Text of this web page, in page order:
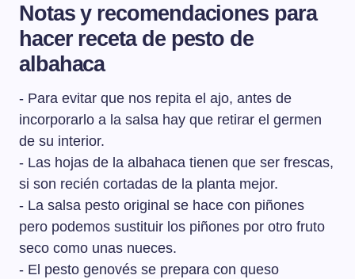
con albahaca más conocidas son la salsa pesto y la
ensalada capresepero también se puede utilizar en
platos de carnes, pescados, sopas e incluso en postres.
Notas y recomendaciones para
hacer receta de pesto de
albahaca
- Para evitar que nos repita el ajo, antes de
incorporarlo a la salsa hay que retirar el germen
de su interior.
- Las hojas de la albahaca tienen que ser frescas,
si son recién cortadas de la planta mejor.
- La salsa pesto original se hace con piñones
pero podemos sustituir los piñones por otro fruto
seco como unas nueces.
- El pesto genovés se prepara con queso